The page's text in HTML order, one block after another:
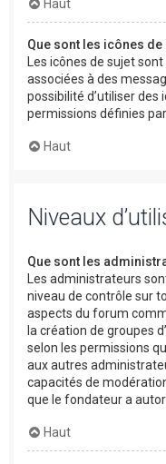
Haut
Que sont les icônes de
Les icônes de sujet
associées à des
possibilité d’utiliser des
permissions définies
Haut
Niveaux
Que sont les
Les administrateurs
niveau de contrôle sur
aspects du forum
la création de groupes
selon les permissions
aux autres
capacités de
que le fondateur a
Haut